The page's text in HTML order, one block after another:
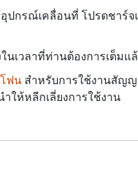
ปกรณ์เคลื่อนที่ โปรดชาร์
นเวลาที่ท่านต้องการเต็มแ
ฟน สำหรับการใช้งานสัญ
ให้หลีกเลี่ยงการใช้งาน